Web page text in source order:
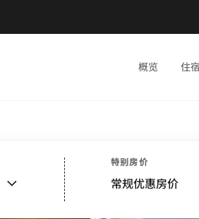
概览 住宿
特别房价
常规优惠房价